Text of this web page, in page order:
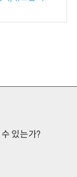
교두보 확
있는가?